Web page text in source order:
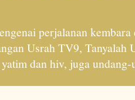
perjalanan
Usrah TV9,
dan hiv, juga undang-